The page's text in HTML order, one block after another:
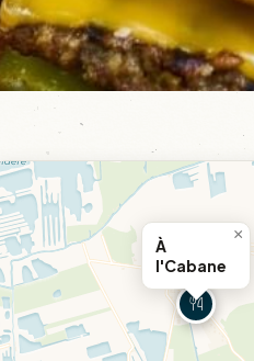
À
l'Cabane
×